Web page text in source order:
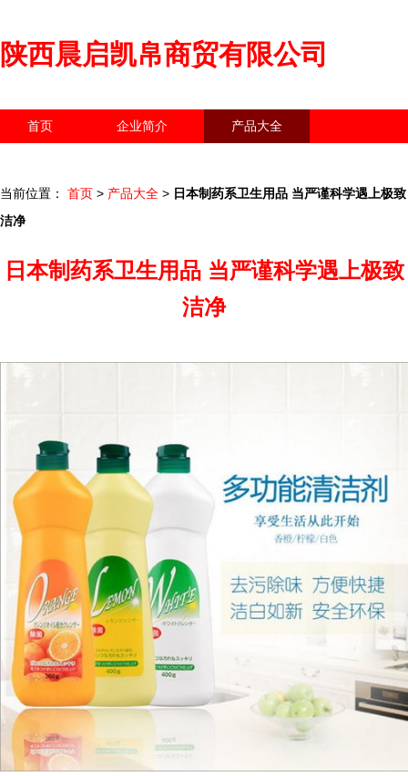
陕西晨启凯帛商贸有限公司
首页 企业简介 产品大全
当前位置： 首页 > 产品大全 > 日本制药系卫生用品 当严谨科学遇上极致
洁净
日本制药系卫生用品 当严谨科学遇上极致
洁净